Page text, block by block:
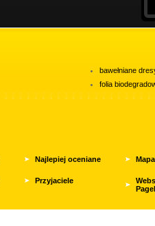
bawełniane
folia
Najlepiej oceniane
Przyjaciele